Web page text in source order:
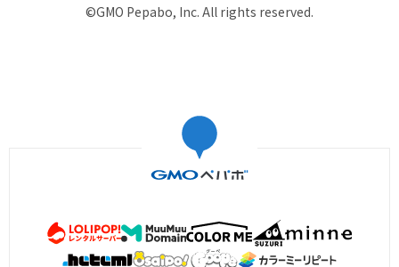
©GMO Pepabo, Inc. All rights reserved.